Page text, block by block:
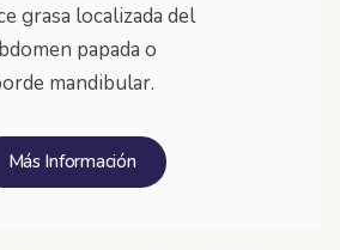
grasa localizada del
papada o
mandibular.
Más Información